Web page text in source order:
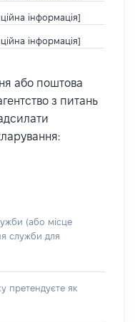
інформація]
інформація]
або поштова
з питань
(або місце
служби для
претендуєте як